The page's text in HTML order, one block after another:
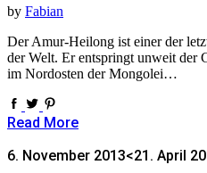
by Fabian
Der Amur-Heilong ist einer der
der Welt. Er entspringt unweit der
im Nordosten der Mongolei…
Read More
6. November 2013<21. April